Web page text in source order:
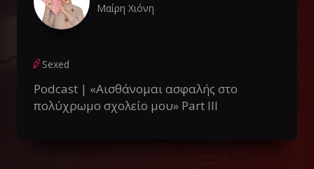
Μαίρη Χιόνη
Sexed
Podcast | «Αισθάνομαι ασφαλής στο
πολύχρωμο σχολείο μου» Part III